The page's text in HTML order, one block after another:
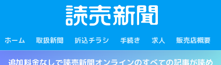
ホーム 取扱新聞 折込チラシ 手続き 求人 販売店概要
追加料金なしで読売新聞オンラインのすべての記事が読め